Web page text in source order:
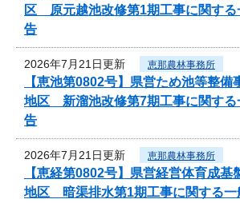
区 原元越池改修第1期工事に関する
告
2026年7月21日更新 恵那農林事務所
【恵池第0802号】県営ため池等整
地区 新溜池改修第7期工事に関する
告
2026年7月21日更新 恵那農林事務所
【恵経第0802号】県営経営体育成
地区 暗渠排水第1期工事に関する一